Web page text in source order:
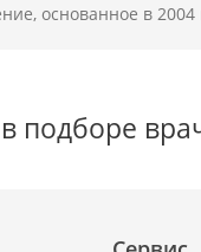
основанное в 2004
подборе